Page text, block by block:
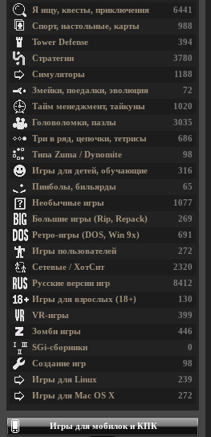
6441
Я ищу, квесты, приключения
988
Спорт, настольные, карты
394
Tower Defense
3780
Стратегии
1188
Симуляторы
72
Змейки, поедалки, эволюция
1020
Тайм менеджмент, тайкуны
3035
Головоломки, пазлы
686
Три в ряд, цепочки, тетрисы
98
Типа Zuma / Dynomite
316
Игры для детей, обучающие
65
Пинболы, бильярды
1077
Необычные игры
269
Большие игры (Rip, Repack)
691
Ретро-игры (DOS, Win 9x)
272
Игры пользователей
2320
Сетевые / ХотСит
8412
Русские версии игр
130
Игры для взрослых (18+)
399
VR-игры
446
Зомби игры
0
SGi-сборники
98
Создание игр
239
Игры для Linux
272
Игры для Mac OS X
Игры для мобилок и КПК